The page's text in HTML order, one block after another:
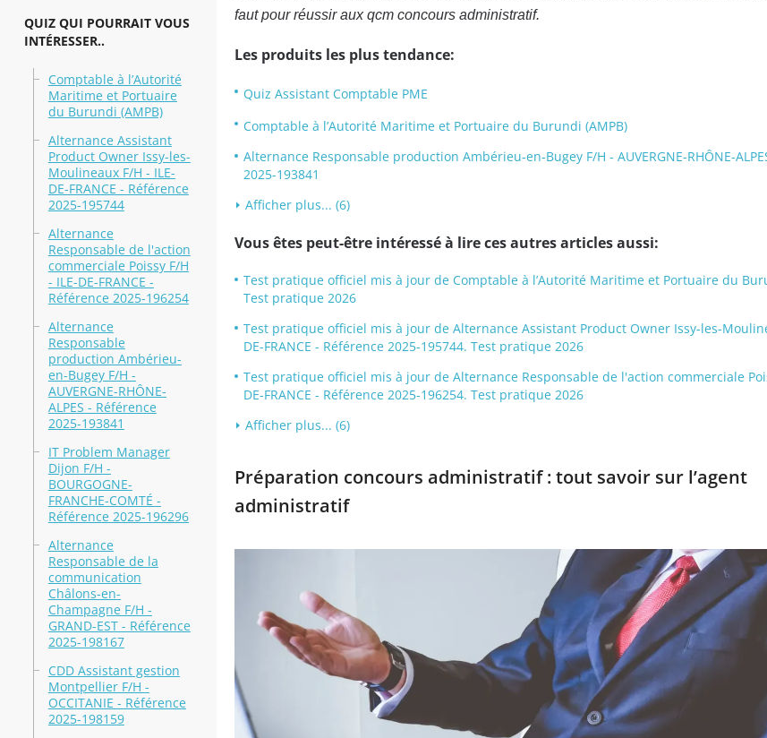
QUIZ QUI POURRAIT VOUS
INTÉRESSER..
Comptable à l’Autorité
Maritime et Portuaire
du Burundi (AMPB)
Alternance Assistant
Product Owner Issy-les-
Moulineaux F/H - ILE-
DE-FRANCE - Référence
2025-195744
Alternance
Responsable de l'action
commerciale Poissy F/H
- ILE-DE-FRANCE -
Référence 2025-196254
Alternance
Responsable
production Ambérieu-
en-Bugey F/H -
AUVERGNE-RHÔNE-
ALPES - Référence
2025-193841
IT Problem Manager
Dijon F/H -
BOURGOGNE-
FRANCHE-COMTÉ -
Référence 2025-196296
Alternance
Responsable de la
communication
Châlons-en-
Champagne F/H -
GRAND-EST - Référence
2025-198167
CDD Assistant gestion
Montpellier F/H -
OCCITANIE - Référence
2025-198159
faut pour réussir aux qcm concours administratif.
Les produits les plus tendance:
Quiz Assistant Comptable PME
Comptable à l’Autorité Maritime et Portuaire du Burundi (AMPB)
Alternance Responsable production Ambérieu-en-Bugey F/H - AUVERGNE-RHÔNE-
2025-193841
Afficher plus... (6)
Vous êtes peut-être intéressé à lire ces autres articles aussi:
Test pratique officiel mis à jour de Comptable à l’Autorité Maritime et Portuaire du
Test pratique 2026
Test pratique officiel mis à jour de Alternance Assistant Product Owner Issy-les-
DE-FRANCE - Référence 2025-195744. Test pratique 2026
Test pratique officiel mis à jour de Alternance Responsable de l'action commerciale
DE-FRANCE - Référence 2025-196254. Test pratique 2026
Afficher plus... (6)
Préparation concours administratif : tout savoir sur l’agent
administratif